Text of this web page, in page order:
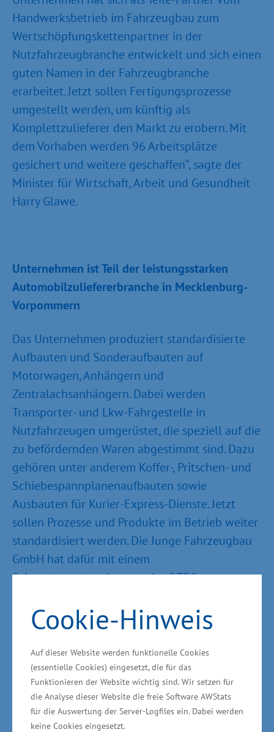
Cookie-Hinweis
Auf dieser Website werden funktionelle Cookies
(essentielle Cookies) eingesetzt, die für das
Funktionieren der Website wichtig sind. Wir setzen für
die Analyse dieser Website die freie Software AWStats
für die Auswertung der Server-Logfiles ein. Dabei werden
keine Cookies eingesetzt.
Handwerksbetrieb im Fahrzeugbau zum
Wertschöpfungskettenpartner in der
Nutzfahrzeugbranche entwickelt und sich einen
guten Namen in der Fahrzeugbranche
erarbeitet. Jetzt sollen Fertigungsprozesse
umgestellt werden, um künftig als
Komplettzulieferer den Markt zu erobern. Mit
dem Vorhaben werden 96 Arbeitsplätze
gesichert und weitere geschaffen“, sagte der
Minister für Wirtschaft, Arbeit und Gesundheit
Harry Glawe.
Unternehmen ist Teil der leistungsstarken
Automobilzuliefererbranche in Mecklenburg-
Vorpommern
Das Unternehmen produziert standardisierte
Aufbauten und Sonderaufbauten auf
Motorwagen, Anhängern und
Zentralachsanhängern. Dabei werden
Transporter- und Lkw-Fahrgestelle in
Nutzfahrzeugen umgerüstet, die speziell auf die
zu befördernden Waren abgestimmt sind. Dazu
gehören unter anderem Koffer-, Pritschen- und
Schiebespannplanenaufbauten sowie
Ausbauten für Kurier-Express-Dienste. Jetzt
sollen Prozesse und Produkte im Betrieb weiter
standardisiert werden. Die Junge Fahrzeugbau
GmbH hat dafür mit einem
Schwesterunternehmen – der C-TEC
Württemberg) – einen modularen
Querbaukasten entwickelt, um die
Teilegleichheit zu erhöhen. So sollen die
Fertigungstiefe und die Produktionsstückzahlen
erhöht sowie der Materialeinkauf und die
Transportkosten reduziert werden. Für die
Umsetzung wird in den Standort Stralendorf